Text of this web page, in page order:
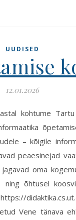
UUDISED
12.01.2026
kohtume
– kõigile
peaesinejad
oma
õhtusel
Vene tänava